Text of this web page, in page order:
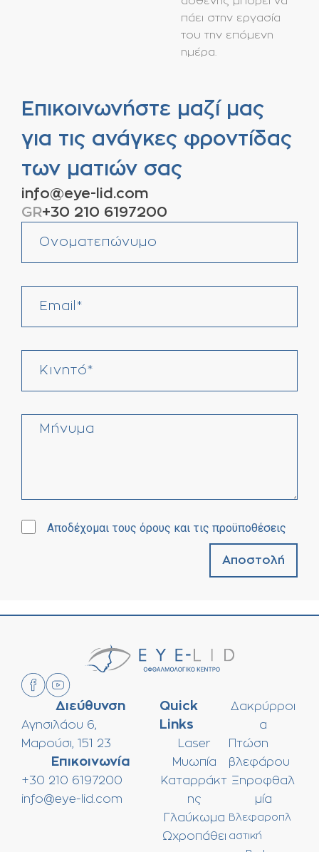
πάει στην εργασία
του την επόμενη
ημέρα.
Επικοινωνήστε μαζί μας
για τις ανάγκες φροντίδας
των ματιών σας
info@eye-lid.com
GR+30 210 6197200
Αποδέχομαι τους όρους και τις προϋποθέσεις
Διεύθυνση
Αγησιλάου 6,
Μαρούσι, 151 23
Επικοινωνία
+30 210 6197200
info@eye-lid.com
Quick
Links
Laser
Μυωπία
Καταρράκτ
ης
Γλαύκωμα
Ωχροπάθει
Δακρύρροι
α
Πτώση
βλεφάρου
Ξηροφθαλ
μία
Βλεφαροπλ
αστική